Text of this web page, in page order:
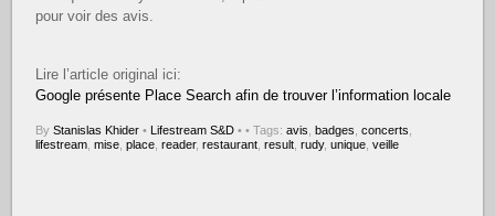
pour voir des avis.
Lire l’article original ici:
Google présente Place Search afin de trouver l’information locale
ByStanislas Khider • Lifestream S&D • • Tags:avis ,badges ,concerts
lifestream ,mise ,place ,reader,restaurant ,result ,rudy,unique ,veille